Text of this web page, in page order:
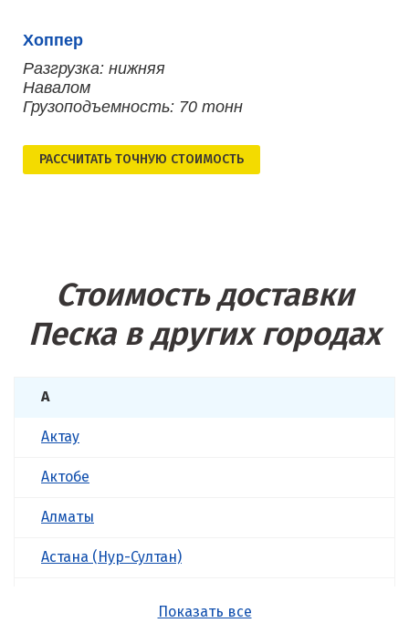
Хоппер
Разгрузка: нижняя
Навалом
Грузоподъемность: 70 тонн
РАСCЧИТАТЬ ТОЧНУЮ СТОИМОСТЬ
Стоимость доставки
Песка в других городах
А
Актау
Актобе
Алматы
Астана (Нур-Султан)
Показать все